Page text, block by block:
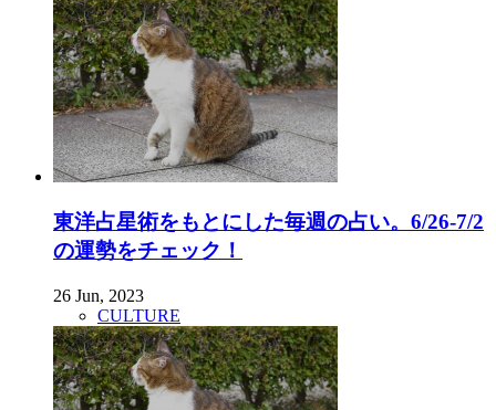
東洋占星術をもとにした毎週の占い。6/26-7/2
の運勢をチェック！
26 Jun, 2023
CULTURE